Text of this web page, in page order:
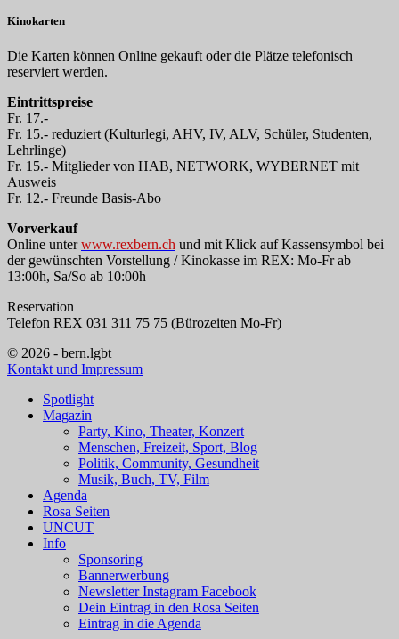
Kinokarten
Die Karten können Online gekauft oder die Plätze telefonisch
reserviert werden.
Eintrittspreise
Fr. 17.-
Fr. 15.- reduziert (Kulturlegi, AHV, IV, ALV, Schüler, Studenten,
Lehrlinge)
Fr. 15.- Mitglieder von HAB, NETWORK, WYBERNET mit
Ausweis
Fr. 12.- Freunde Basis-Abo
Vorverkauf
Online unterwww.rexbern.ch und mit Klick auf Kassensymbol bei
der gewünschten Vorstellung / Kinokasse im REX: Mo-Fr ab
13:00h, Sa/So ab 10:00h
Reservation
Telefon REX 031 311 75 75 (Bürozeiten Mo-Fr)
© 2026 - bern.lgbt
Kontakt und Impressum
Spotlight
Magazin
Party, Kino, Theater, Konzert
Menschen, Freizeit, Sport, Blog
Politik, Community, Gesundheit
Musik, Buch, TV, Film
Agenda
Rosa Seiten
UNCUT
Info
Sponsoring
Bannerwerbung
Newsletter Instagram Facebook
Dein Eintrag in den Rosa Seiten
Eintrag in die Agenda